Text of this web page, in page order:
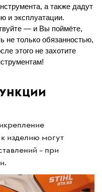
а также дадут
и эксплуатации.
— и Вы поймёте,
не только обязанностью,
этого не захотите
изделию могут
– при